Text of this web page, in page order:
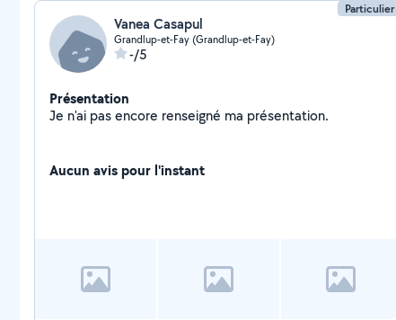
Particulier
Vanea Casapul
Grandlup-et-Fay (Grandlup-et-Fay)
-/5
Présentation
Je n'ai pas encore renseigné ma présentation.
Aucun avis pour l'instant